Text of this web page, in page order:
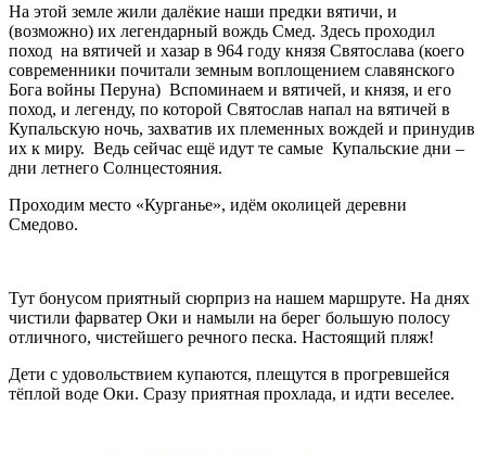
На этой земле жили далёкие наши предки вятичи, и
(возможно) их легендарный вождь Смед. Здесь проходил
поход на вятичей и хазар в 964 году князя Святослава (коего
современники почитали земным воплощением славянского
Бога войны Перуна) Вспоминаем и вятичей, и князя, и его
поход, и легенду, по которой Святослав напал на вятичей в
Купальскую ночь, захватив их племенных вождей и принудив
их к миру. Ведь сейчас ещё идут те самые Купальские дни –
дни летнего Солнцестояния.
Проходим место «Курганье», идём околицей деревни
Смедово.
Тут бонусом приятный сюрприз на нашем маршруте. На днях
чистили фарватер Оки и намыли на берег большую полосу
отличного, чистейшего речного песка. Настоящий пляж!
Дети с удовольствием купаются, плещутся в прогревшейся
тёплой воде Оки. Сразу приятная прохлада, и идти веселее.